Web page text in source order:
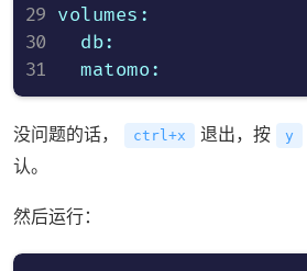
volumes:
  db:
没问题的话， ctrl+x 退出，按 y
认。
然后运行：